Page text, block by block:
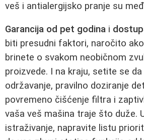
veš i antialergijsko pranje su
Garancija od pet godina i
biti presudni faktori, naročito
brinete o svakom neobičnom
proizvede. I na kraju, setite se
održavanje, pravilno doziranje
povremeno čišćenje filtra i
vaša veš mašina traje što duže.
istraživanje, napravite listu